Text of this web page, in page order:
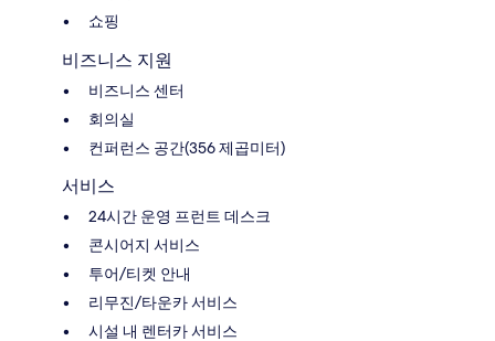
쇼핑
비즈니스 지원
비즈니스 센터
회의실
컨퍼런스 공간(356 제곱미터)
서비스
24시간 운영 프런트 데스크
콘시어지 서비스
투어/티켓 안내
리무진/타운카 서비스
시설 내 렌터카 서비스